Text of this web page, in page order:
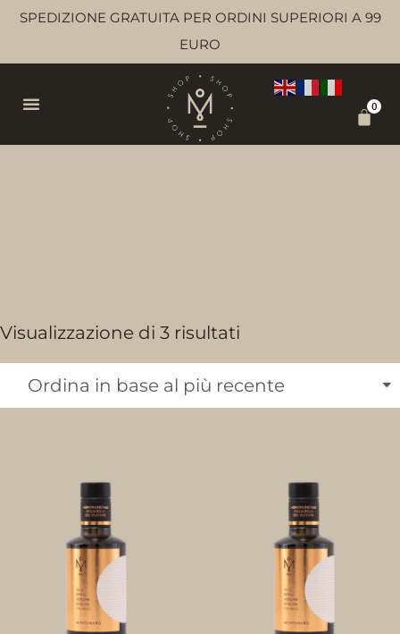
SPEDIZIONE GRATUITA PER ORDINI SUPERIORI A 99
EURO
0
Visualizzazione di 3 risultati